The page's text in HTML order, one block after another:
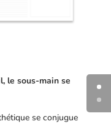
le sous-main se
se conjugue